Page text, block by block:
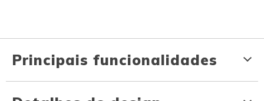
Principais funcionalidades